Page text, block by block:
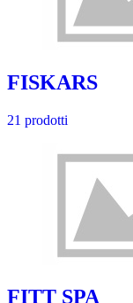
FISKARS
21 prodotti
FITT SPA